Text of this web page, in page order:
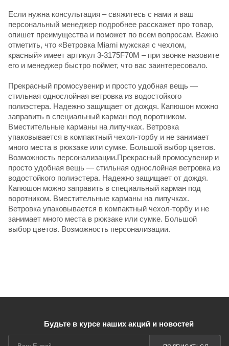
Если нужна консультация – свяжитесь с нами и ваш
персональный менеджер подробнее расскажет про товар,
опишет преимущества и поможет по всем вопросам. Важно
отметить, что «Ветровка Miami мужская с чехлом,
красный» имеет артикул 3-3175F70M – при звонке назовите
его и менеджер быстро поймет, что вас заинтересовало.
Прекрасный промосувенир и просто удобная вещь —
стильная однослойная ветровка из водостойкого
полиэстера. Надежно защищает от дождя. Капюшон можно
заправить в специальный карман под воротником.
Вместительные карманы на липучках. Ветровка
упаковывается в компактный чехол-торбу и не занимает
много места в рюкзаке или сумке. Большой выбор цветов.
Возможность персонализации.Прекрасный промосувенир и
просто удобная вещь — стильная однослойная ветровка из
водостойкого полиэстера. Надежно защищает от дождя.
Капюшон можно заправить в специальный карман под
воротником. Вместительные карманы на липучках.
Ветровка упаковывается в компактный чехол-торбу и не
занимает много места в рюкзаке или сумке. Большой
выбор цветов. Возможность персонализации.
Будьте в курсе наших акций и новостей